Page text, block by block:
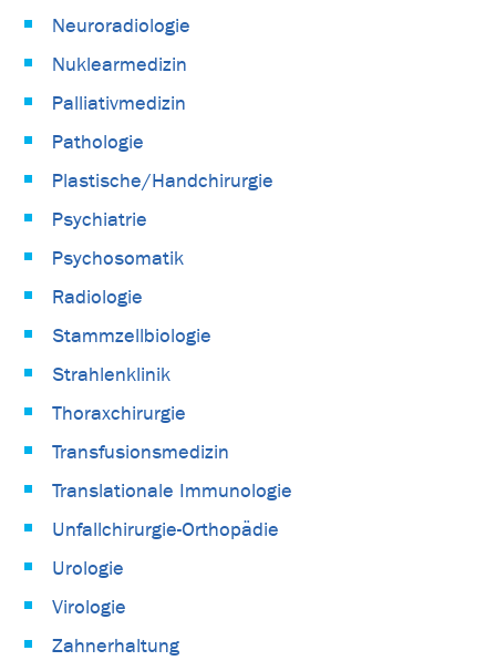
Neuroradiologie
Nuklearmedizin
Palliativmedizin
Pathologie
Plastische/Handchirurgie
Psychiatrie
Psychosomatik
Radiologie
Stammzellbiologie
Strahlenklinik
Thoraxchirurgie
Transfusionsmedizin
Translationale Immunologie
Unfallchirurgie-Orthopädie
Urologie
Virologie
Zahnerhaltung